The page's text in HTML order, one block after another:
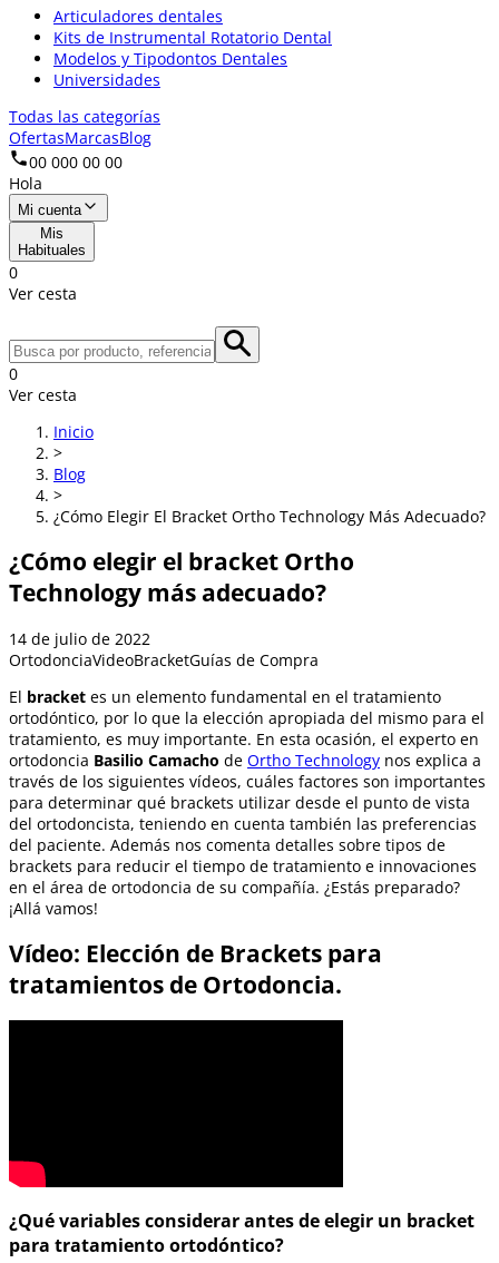
Articuladores dentales
Kits de Instrumental Rotatorio Dental
Modelos y Tipodontos Dentales
Universidades
Todas las categorías
OfertasMarcasBlog
00 000 00 00
Hola
Mi cuenta
Mis
Habituales
0
Ver cesta
0
Ver cesta
Inicio
>
Blog
>
¿Cómo Elegir El Bracket Ortho Technology Más Adecuado?
¿Cómo elegir el bracket Ortho
Technology más adecuado?
14 de julio de 2022
OrtodonciaVideoBracketGuías de Compra
El bracket es un elemento fundamental en el tratamiento
ortodóntico, por lo que la elección apropiada del mismo para el
tratamiento, es muy importante. En esta ocasión, el experto en
ortodoncia Basilio Camacho de Ortho Technology nos explica a
través de los siguientes vídeos, cuáles factores son importantes
para determinar qué brackets utilizar desde el punto de vista
del ortodoncista, teniendo en cuenta también las preferencias
del paciente. Además nos comenta detalles sobre tipos de
brackets para reducir el tiempo de tratamiento e innovaciones
en el área de ortodoncia de su compañía. ¿Estás preparado?
¡Allá vamos!
Vídeo: Elección de Brackets para
tratamientos de Ortodoncia.
¿Qué variables considerar antes de elegir un bracket
para tratamiento ortodóntico?